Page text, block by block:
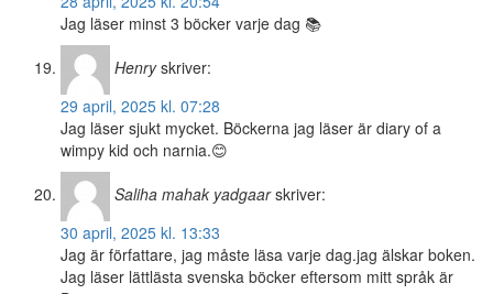
Jag läser minst 3 böcker varje dag 📚
Henry skriver:
29 april, 2025 kl. 07:28
Jag läser sjukt mycket. Böckerna jag läser är diary of a
wimpy kid och narnia.😊
Saliha mahak yadgaar skriver:
30 april, 2025 kl. 13:33
Jag är författare, jag måste läsa varje dag.jag älskar boken.
Jag läser lättlästa svenska böcker eftersom mitt språk är